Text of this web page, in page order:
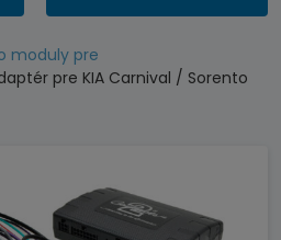
moduly pre
pre KIA Carnival / Sorento